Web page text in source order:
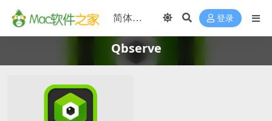
登录
Qbserve